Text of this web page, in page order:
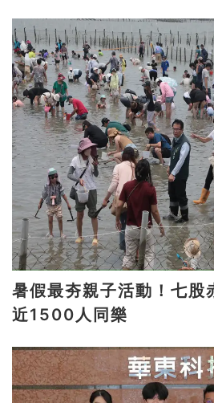
暑假最夯親子活動！七股
近1500人同樂